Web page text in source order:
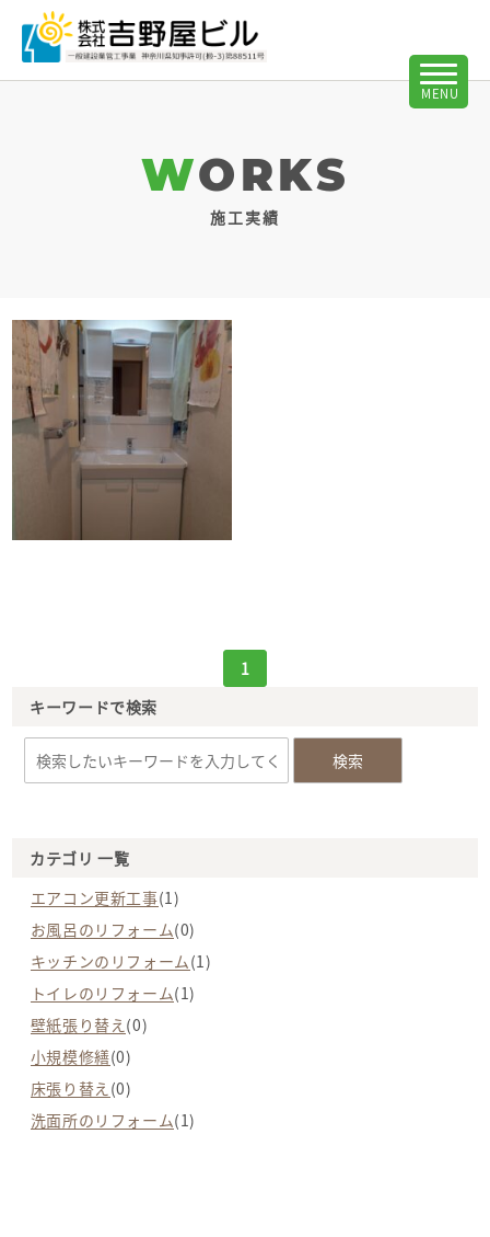
WORKS
施工実績
1
キーワードで検索
カテゴリ 一覧
エアコン更新工事(1)
お風呂のリフォーム(0)
キッチンのリフォーム(1)
トイレのリフォーム(1)
壁紙張り替え (0)
小規模修繕(0)
床張り替え (0)
洗面所のリフォーム(1)